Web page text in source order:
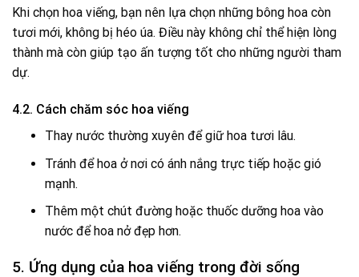
Khi chọn hoa viếng, bạn nên lựa chọn những bông hoa còn
tươi mới, không bị héo úa. Điều này không chỉ thể hiện lòng
thành mà còn giúp tạo ấn tượng tốt cho những người tham
dự.
4.2. Cách chăm sóc hoa viếng
Thay nước thường xuyên để giữ hoa tươi lâu.
Tránh để hoa ở nơi có ánh nắng trực tiếp hoặc gió
mạnh.
Thêm một chút đường hoặc thuốc dưỡng hoa vào
nước để hoa nở đẹp hơn.
5. Ứng dụng của hoa viếng trong đời sống